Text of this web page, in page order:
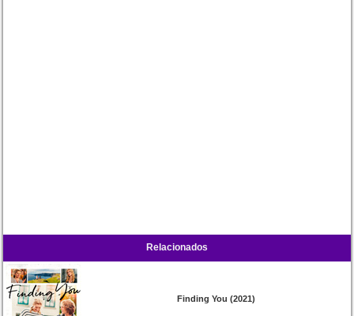
Relacionados
Finding You (2021)